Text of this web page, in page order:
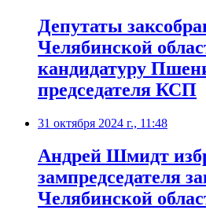
Депутаты
Челябинской
кандидатуру
председателя КСП
31 октября 2024 г., 11:48
Андрей Шмидт
зампредседателя
Челябинской